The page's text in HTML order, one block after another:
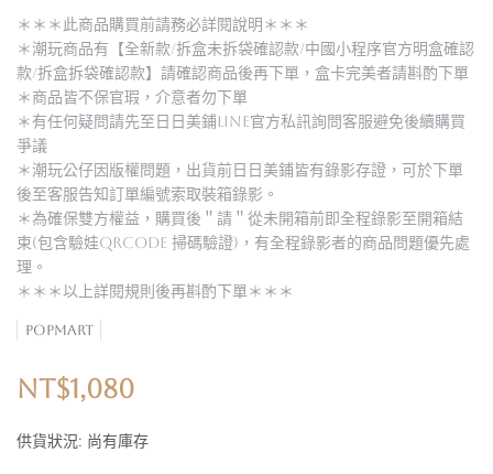
＊＊＊此商品購買前請務必詳閱說明＊＊＊
＊潮玩商品有【全新款/拆盒未拆袋確認款/中國小程序官方明盒確認
款/拆盒拆袋確認款】請確認商品後再下單，盒卡完美者請斟酌下單
＊商品皆不保官瑕，介意者勿下單
＊有任何疑問請先至日日美鋪LINE官方私訊詢問客服避免後續購買
爭議
＊潮玩公仔因版權問題，出貨前日日美鋪皆有錄影存證，可於下單
後至客服告知訂單編號索取裝箱錄影。
＊為確保雙方權益，購買後＂請＂從未開箱前即全程錄影至開箱結
束(包含驗娃QRCODE 掃碼驗證)，有全程錄影者的商品問題優先處
理。
＊＊＊以上詳閱規則後再斟酌下單＊＊＊
POPMART
NT$1,080
供貨狀況: 尚有庫存